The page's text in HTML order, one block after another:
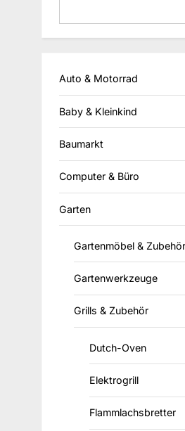
Auto & Motorrad
Baby & Kleinkind
Baumarkt
Computer & Büro
Garten
Gartenmöbel & Zubehör
Gartenwerkzeuge
Grills & Zubehör
Dutch-Oven
Elektrogrill
Flammlachsbretter